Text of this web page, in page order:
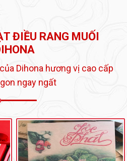
ĐIỀU RANG MUỐI
Dihona hương vị cao cấp
ngay ngất